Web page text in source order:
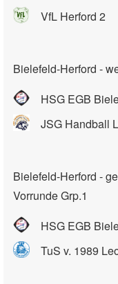
VfL Herford 2
Bielefeld-Herford -
HSG EGB
Bielefeld-Herford -
Vorrunde Grp.1
HSG EGB
TuS v. 1989